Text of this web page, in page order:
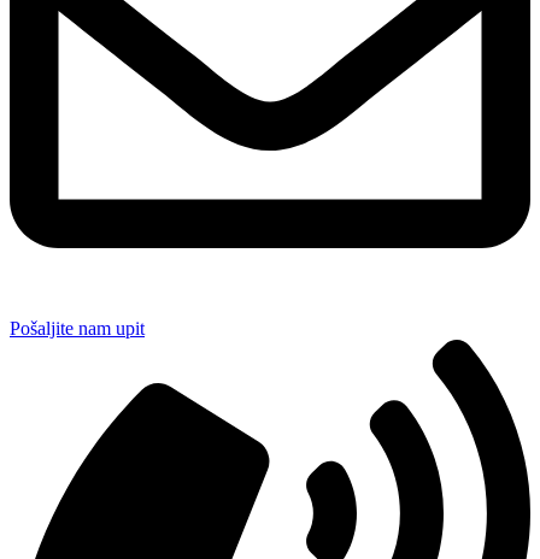
Pošaljite nam upit